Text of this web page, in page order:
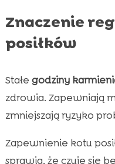
Znaczenie
posiłków
Stałe godziny
zdrowia. Zapewniają
zmniejszają ryzyko
Zapewnienie kotu
sprawia, że czuje się